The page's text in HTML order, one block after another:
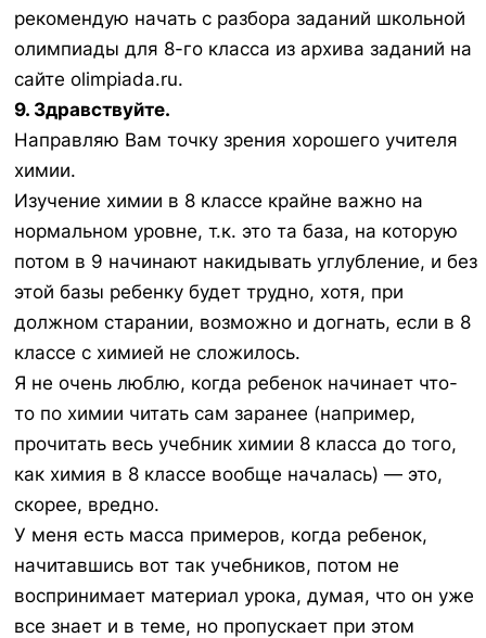
рекомендую начать с разбора заданий школьной
олимпиады для 8-го класса из архива заданий на
сайте olimpiada.ru.
9. Здравствуйте.
Направляю Вам точку зрения хорошего учителя
химии.
Изучение химии в 8 классе крайне важно на
нормальном уровне, т.к. это та база, на которую
потом в 9 начинают накидывать углубление, и без
этой базы ребенку будет трудно, хотя, при
должном старании, возможно и догнать, если в 8
классе с химией не сложилось.
Я не очень люблю, когда ребенок начинает что-
то по химии читать сам заранее (например,
прочитать весь учебник химии 8 класса до того,
как химия в 8 классе вообще началась) — это,
скорее, вредно.
У меня есть масса примеров, когда ребенок,
начитавшись вот так учебников, потом не
воспринимает материал урока, думая, что он уже
все знает и в теме, но пропускает при этом